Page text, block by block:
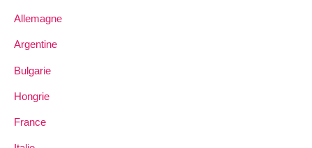
Allemagne
Argentine
Bulgarie
Hongrie
France